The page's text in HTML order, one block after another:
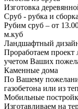
Изготовка
Сруб - рубка и сборка
Рубим сруб – от
м.куб
Ландшафтный
Проработаем проект
учетом Ваших
Каменные дома
По Вашему
газобетона или из
Мобильные
Изготавливаем на